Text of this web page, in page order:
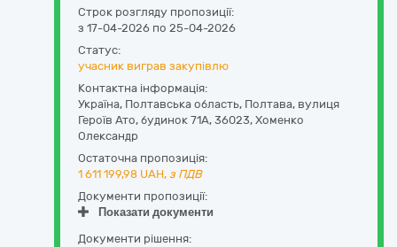
Строк розгляду пропозиції:
з 17-04-2026 по 25-04-2026
Статус:
учасник виграв закупівлю
Контактна інформація:
Україна, Полтавська область, Полтава, вулиця
Героїв Ато, будинок 71А, 36023, Хоменко
Олександр
Остаточна пропозиція:
1 611 199,98 UAH, з ПДВ
Документи пропозиції:
Показати документи
Документи рішення: